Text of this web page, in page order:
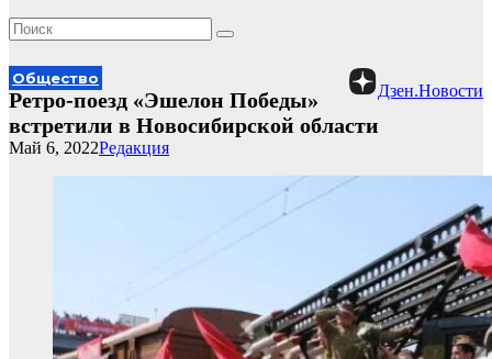
Дзен.Новости
Общество
Ретро-поезд «Эшелон Победы»
встретили в Новосибирской области
Редакция
Май 6, 2022